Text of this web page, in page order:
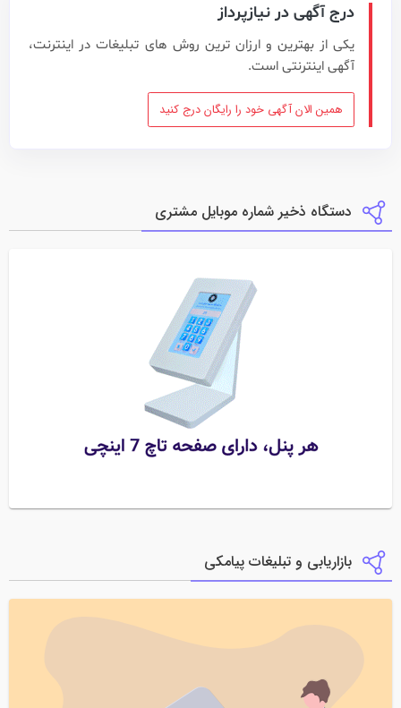
درج آگهی در نیازپرداز
یکی از بهترین و ارزان ترین روش های تبلیغات در اینترنت،
آگهی اینترنتی است.
همین الان آگهی خود را رایگان درج کنید
دستگاه ذخیر شماره موبایل مشتری
بازاریابی و تبلیغات پیامکی